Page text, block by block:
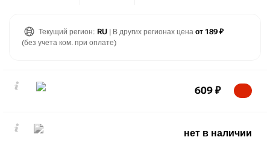
Текущий регион: RU | В других регионах цена от 189 ₽
(без учета ком. при оплате)
609 ₽
нет в наличии